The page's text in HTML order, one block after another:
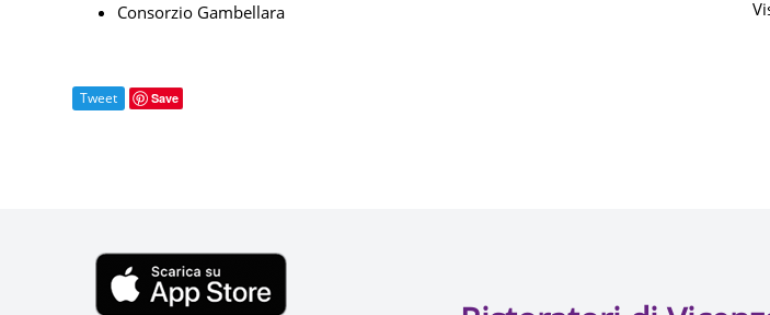
Consorzio Gambellara
Tweet Save